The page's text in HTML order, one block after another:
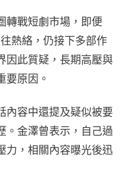
轉戰短劇市場，即便
熱絡，仍接下多部作
因此質疑，長期高壓與
要原因。
內容中還提及疑似被要
。金澤曾表示，自己過
力，相關內容曝光後迅